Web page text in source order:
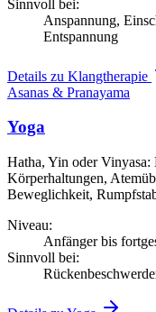
Sinnvoll bei:
Anspannung,
Entspannung
Details zu Klangtherapie
Asanas & Pranayama
Yoga
Hatha, Yin oder
Körperhaltungen,
Beweglichkeit,
Niveau:
Anfänger bis
Sinnvoll bei: